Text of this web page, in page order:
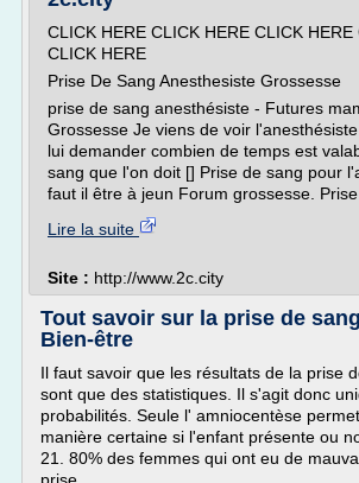
CLICK HERE CLICK HERE CLICK HERE
CLICK HERE
Prise De Sang Anesthesiste Grossesse
prise de sang anesthésiste - Futures
Grossesse Je viens de voir
lui demander combien de temps est
sang que l'on doit [] Prise de sang pour
faut il être à jeun Forum grossesse. Prise
Lire la suite
Site : http://www.2c.city
Tout savoir sur la prise de
Bien-être
Il faut savoir que les résultats de la prise
sont que des statistiques. Il s'agit donc
probabilités. Seule l' amniocentèse
manière certaine si l'enfant présente ou
21. 80% des femmes qui ont eu de